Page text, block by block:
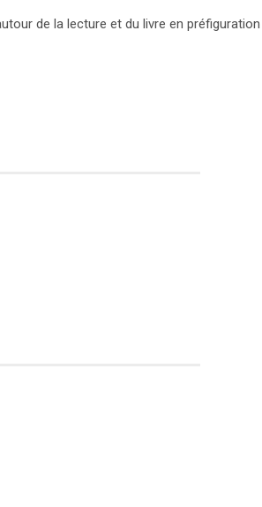
de la lecture et du livre en préfiguration